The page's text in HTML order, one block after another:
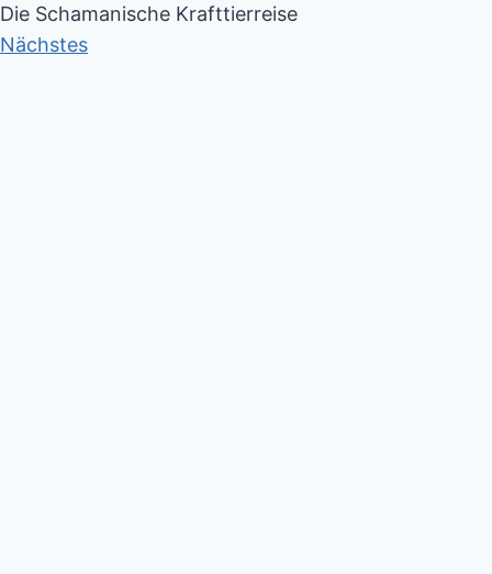
Die Schamanische Krafttierreise
Nächstes